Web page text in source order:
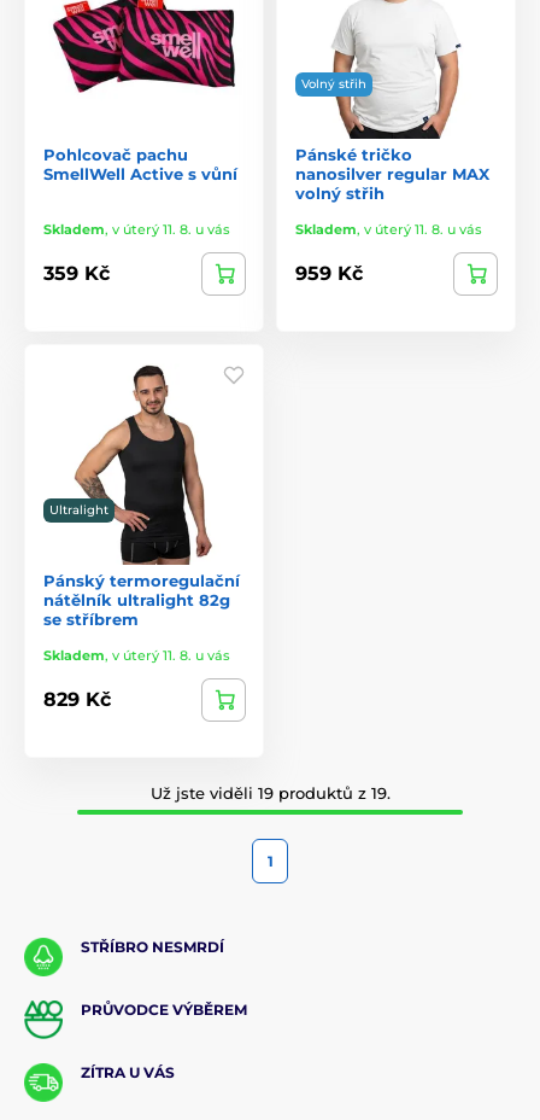
Pohlcovač pachu
SmellWell Active s vůní
Skladem, v úterý 11. 8. u vás
359 Kč
Volný střih
Pánské tričko
nanosilver regular MAX
volný střih
Skladem, v úterý 11. 8. u vás
959 Kč
Ultralight
Pánský termoregulační
nátělník ultralight 82g
se stříbrem
Skladem, v úterý 11. 8. u vás
829 Kč
Už jste viděli 19 produktů z 19.
1
STŘÍBRO NESMRDÍ
PRŮVODCE VÝBĚREM
ZÍTRA U VÁS